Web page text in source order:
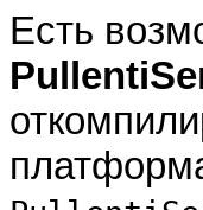
Есть